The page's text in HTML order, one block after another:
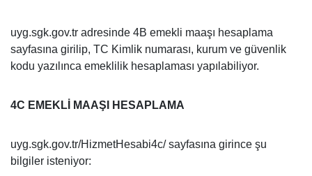
uyg.sgk.gov.tr adresinde 4B emekli maaşı hesaplama
sayfasına girilip, TC Kimlik numarası, kurum ve güvenlik
kodu yazılınca emeklilik hesaplaması yapılabiliyor.
4C EMEKLİ MAAŞI HESAPLAMA
uyg.sgk.gov.tr/HizmetHesabi4c/ sayfasına girince şu
bilgiler isteniyor: